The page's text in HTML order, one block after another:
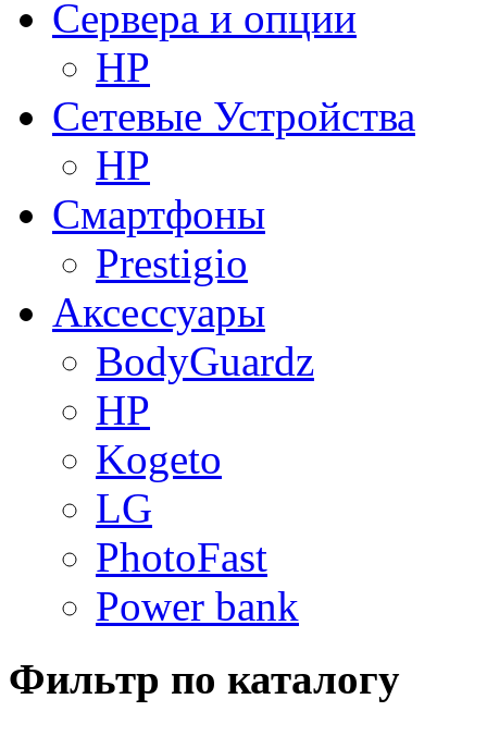
Сервера и опции
HP
Сетевые Устройства
HP
Смартфоны
Prestigio
Аксессуары
BodyGuardz
HP
Kogeto
LG
PhotoFast
Power bank
Фильтр по каталогу